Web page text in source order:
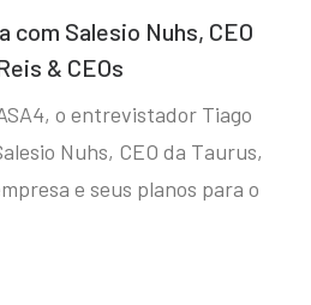
Salesio Nuhs, CEO
& CEOs
o entrevistador Tiago
Nuhs, CEO da Taurus,
e seus planos para o